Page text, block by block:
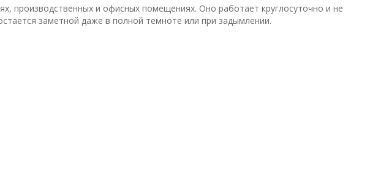
производственных и офисных помещениях. Оно работает круглосуточно и не
заметной даже в полной темноте или при задымлении.